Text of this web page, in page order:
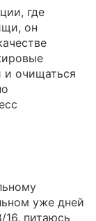
где
он
и очищаться
уже дней
16, питаюсь